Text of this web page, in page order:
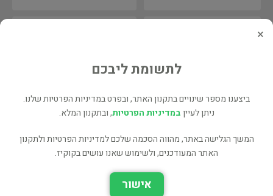
הקדשת המחבר\המתרגם
×
לתשומת ליבכם
ביצענו מספר שינויים בתקנון האתר, ובפרט במדיניות הפרטיות שלנו.
ניתן לעייןבמדיניות הפרטיות, ובתקנון המלא.
המשך הגלישה באתר, מהווה הסכמה שלכם למדיניות הפרטיות ולתקנון
האתר המעודכנים, ולשימוש שאנו עושים בקוקיז.
אישור